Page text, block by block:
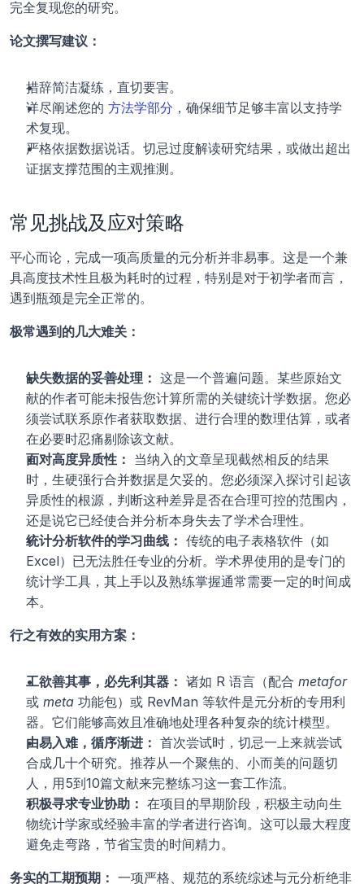
完全复现您的研究。
论文撰写建议：
措辞简洁凝练，直切要害。
详尽阐述您的 方法学部分 ，确保细节足够丰富以支持学
术复现。
严格依据数据说话。切忌过度解读研究结果，或做出超出
证据支撑范围的主观推测。
常见挑战及应对策略
平心而论，完成一项高质量的元分析并非易事。这是一个兼
具高度技术性且极为耗时的过程，特别是对于初学者而言，
遇到瓶颈是完全正常的。
极常遇到的几大难关：
缺失数据的妥善处理： 这是一个普遍问题。某些原始文
献的作者可能未报告您计算所需的关键统计学数据。您必
须尝试联系原作者获取数据、进行合理的数理估算，或者
在必要时忍痛剔除该文献。
面对高度异质性： 当纳入的文章呈现截然相反的结果
时，生硬强行合并数据是欠妥的。您必须深入探讨引起该
异质性的根源，判断这种差异是否在合理可控的范围内，
还是说它已经使合并分析本身失去了学术合理性。
统计分析软件的学习曲线： 传统的电子表格软件（如
Excel）已无法胜任专业的分析。学术界使用的是专门的
统计学工具，其上手以及熟练掌握通常需要一定的时间成
本。
行之有效的实用方案：
工欲善其事，必先利其器： 诸如 R 语言（配合 metafor
或 meta 功能包）或 RevMan 等软件是元分析的专用利
器。它们能够高效且准确地处理各种复杂的统计模型。
由易入难，循序渐进： 首次尝试时，切忌一上来就尝试
合成几十个研究。推荐从一个聚焦的、小而美的问题切
人，用5到10篇文献来完整练习这一套工作流。
积极寻求专业协助： 在项目的早期阶段，积极主动向生
物统计学家或经验丰富的学者进行咨询。这可以最大程度
避免走弯路，节省宝贵的时间精力。
务实的工期预期： 一项严格、规范的系统综述与元分析绝非